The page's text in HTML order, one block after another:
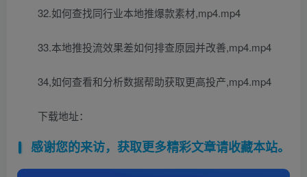
32.如何查找同行业本地推爆款素材,mp4.mp4
33.本地推投流效果差如何排查原园并改善,mp4.mp4
34,如何查看和分析数据帮助获取更高投产,mp4.mp4
下载地址：
感谢您的来访，获取更多精彩文章请收藏本站。